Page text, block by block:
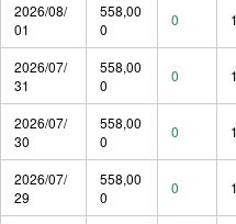
2026/08/
01
558,00
0
0
2026/07/
31
558,00
0
0
2026/07/
30
558,00
0
0
2026/07/
29
558,00
0
0